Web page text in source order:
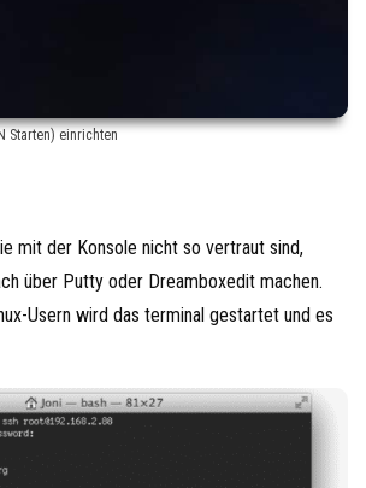
Starten) einrichten
mit der Konsole nicht so vertraut sind,
über Putty oder Dreamboxedit machen.
Usern wird das terminal gestartet und es